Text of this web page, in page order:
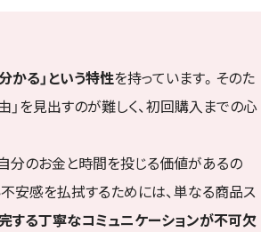
かる」という特性を持っています。そのた
を見出すのが難しく、初回購入までの心
分のお金と時間を投じる価値があるの
不安感を払拭するためには、単なる商品ス
する丁寧なコミュニケーションが不可欠